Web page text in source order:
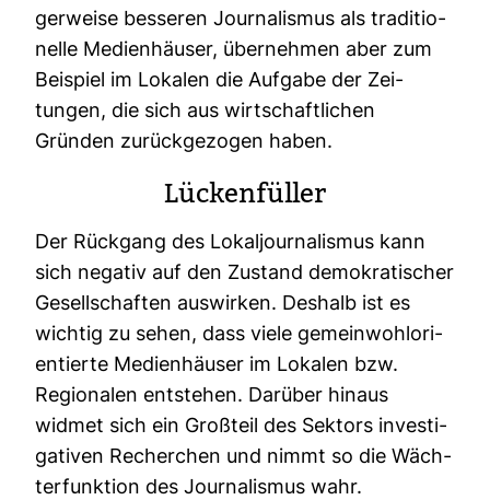
ger­weise bes­seren Jour­na­lismus als tra­di­tio­
nelle Medi­en­häuser, über­nehmen aber zum
Bei­spiel im Lokalen die Auf­gabe der Zei­
tungen, die sich aus wirt­schaft­li­chen
Gründen zurück­ge­zogen haben.
Lücken­füller
Der Rück­gang des Lokal­jour­na­lismus kann
sich negativ auf den Zustand demo­kra­ti­scher
Gesell­schaften aus­wirken. Des­halb ist es
wichtig zu sehen, dass viele gemein­wohl­ori­
en­tierte Medi­en­häuser im Lokalen bzw.
Regio­nalen ent­stehen. Dar­über hinaus
widmet sich ein Groß­teil des Sek­tors inves­ti­
ga­tiven Recher­chen und nimmt so die Wäch­
ter­funk­tion des Jour­na­lismus wahr.